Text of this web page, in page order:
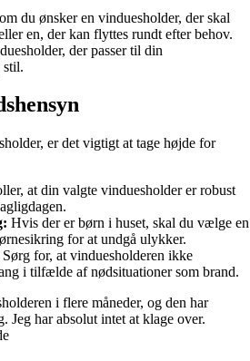
du ønsker en vinduesholder, der skal
en, der kan flyttes rundt efter behov.
der passer til din
stil.
er det vigtigt at tage højde for
at din valgte vinduesholder er robust
Hvis der er børn i huset, skal du vælge en
for at undgå ulykker.
Sørg for, at vinduesholderen ikke
i tilfælde af nødsituationer som brand.
i flere måneder, og den har
Jeg har absolut intet at klage over.